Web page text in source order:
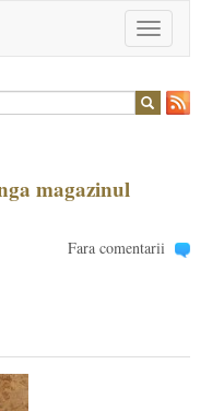
Toggle
navigation
magazinul
Fara comentarii